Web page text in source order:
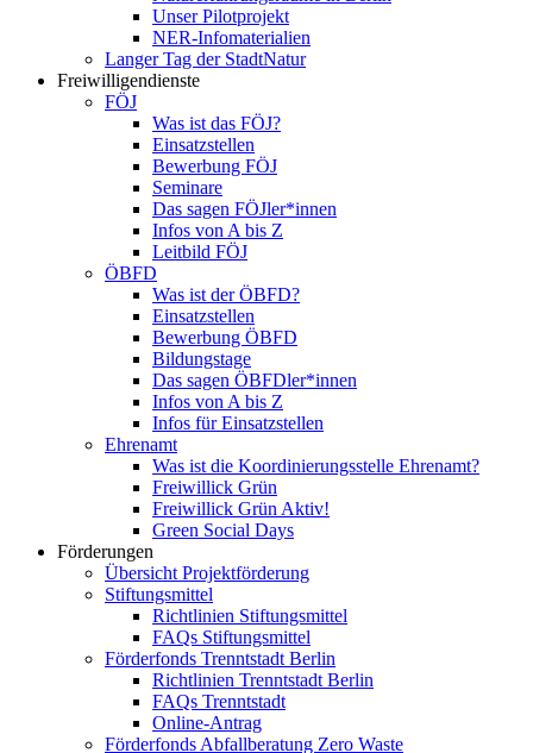
Unser Pilotprojekt
NER-Infomaterialien
Langer Tag der StadtNatur
Freiwilligendienste
FÖJ
Was ist das FÖJ?
Einsatzstellen
Bewerbung FÖJ
Seminare
Das sagen FÖJler*innen
Infos von A bis Z
Leitbild FÖJ
ÖBFD
Was ist der ÖBFD?
Einsatzstellen
Bewerbung ÖBFD
Bildungstage
Das sagen ÖBFDler*innen
Infos von A bis Z
Infos für Einsatzstellen
Ehrenamt
Was ist die Koordinierungsstelle Ehrenamt?
Freiwillick Grün
Freiwillick Grün Aktiv!
Green Social Days
Förderungen
Übersicht Projektförderung
Stiftungsmittel
Richtlinien Stiftungsmittel
FAQs Stiftungsmittel
Förderfonds Trenntstadt Berlin
Richtlinien Trenntstadt Berlin
FAQs Trenntstadt
Online-Antrag
Förderfonds Abfallberatung Zero Waste